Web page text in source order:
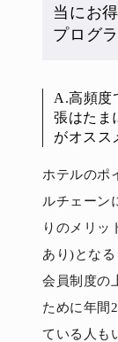
当にお
プログ
A.高頻度
張はたま
がオスス
ホテルのポ
ルチェーン
りのメリッ
あり)となる
会員制度の
ために年間
ている人も